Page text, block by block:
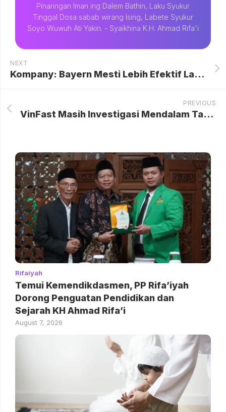
Pinaringan Iman ing Dalem Bathin, Laku Syukur
Tinggal Dosa sabab wirang Ising, Labete Syukur
Soyo Wuwuh Ati Yakin. - Syaikhina K.H. Ahmad Rifa'i
NEXT
Kompany: Bayern Mesti Lebih Efektif Lagi untuk Mengatasi PSG di Kandang
PREVIOUS
VinFast Masih Investigasi Mendalam Taksi Green SM yang Berhenti di Perlintasan KA, Korban Tewas Bertambah Jadi 15 Orang
Rifaiyah
Temui Kemendikdasmen, PP Rifa’iyah
Dorong Penguatan Pendidikan dan
Sejarah KH Ahmad Rifa’i
August 7, 2026